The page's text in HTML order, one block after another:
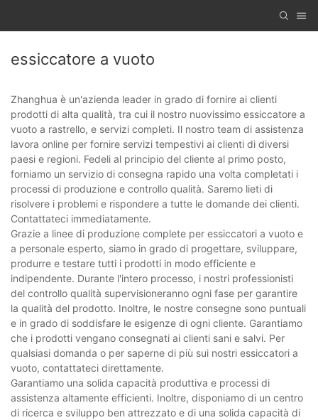
essiccatore a vuoto
Zhanghua è un'azienda leader in grado di fornire ai clienti
prodotti di alta qualità, tra cui il nostro nuovissimo essiccatore a
vuoto a rastrello, e servizi completi. Il nostro team di assistenza
lavora online per fornire servizi tempestivi ai clienti di diversi
paesi e regioni. Fedeli al principio del cliente al primo posto,
forniamo un servizio di consegna rapido una volta completati i
processi di produzione e controllo qualità. Saremo lieti di
risolvere i problemi e rispondere a tutte le domande dei clienti.
Contattateci immediatamente.
Grazie a linee di produzione complete per essiccatori a vuoto e
a personale esperto, siamo in grado di progettare, sviluppare,
produrre e testare tutti i prodotti in modo efficiente e
indipendente. Durante l'intero processo, i nostri professionisti
del controllo qualità supervisioneranno ogni fase per garantire
la qualità del prodotto. Inoltre, le nostre consegne sono puntuali
e in grado di soddisfare le esigenze di ogni cliente. Garantiamo
che i prodotti vengano consegnati ai clienti sani e salvi. Per
qualsiasi domanda o per saperne di più sui nostri essiccatori a
vuoto, contattateci direttamente.
Garantiamo una solida capacità produttiva e processi di
assistenza altamente efficienti. Inoltre, disponiamo di un centro
di ricerca e sviluppo ben attrezzato e di una solida capacità di